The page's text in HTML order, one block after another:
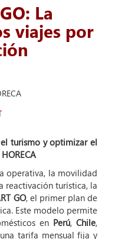
La
viajes por
turismo y optimizar el
operativa, la movilidad
reactivación turística, la
GO, el primer plan de
Este modelo permite
en Perú, Chile,
tarifa mensual fija y